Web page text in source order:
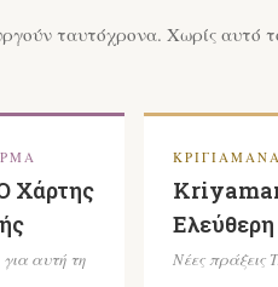
ταυτόχρονα. Χωρίς αυτό
Χάρτης
αυτή τη
Νέες πράξεις